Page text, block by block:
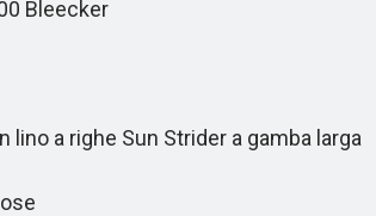
Bleecker
a righe Sun Strider a gamba larga